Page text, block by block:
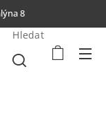
8
Hledat